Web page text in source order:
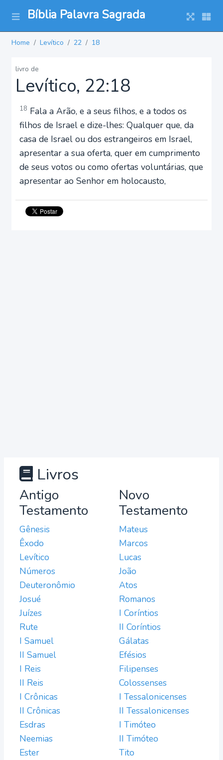
Bíblia Palavra Sagrada
Home Levítico 22 18
livro de
Levítico, 22:18
18 Fala a Arão, e a seus filhos, e a todos os
filhos de Israel e dize-lhes: Qualquer que, da
casa de Israel ou dos estrangeiros em Israel,
apresentar a sua oferta, quer em cumprimento
de seus votos ou como ofertas voluntárias, que
apresentar ao Senhor em holocausto,
Livros
Antigo
Testamento
Gênesis
Êxodo
Levítico
Números
Deuteronômio
Josué
Juízes
Rute
I Samuel
II Samuel
I Reis
II Reis
I Crônicas
II Crônicas
Esdras
Neemias
Ester
Novo
Testamento
Mateus
Marcos
Lucas
João
Atos
Romanos
I Coríntios
II Coríntios
Gálatas
Efésios
Filipenses
Colossenses
I Tessalonicenses
II Tessalonicenses
I Timóteo
II Timóteo
Tito